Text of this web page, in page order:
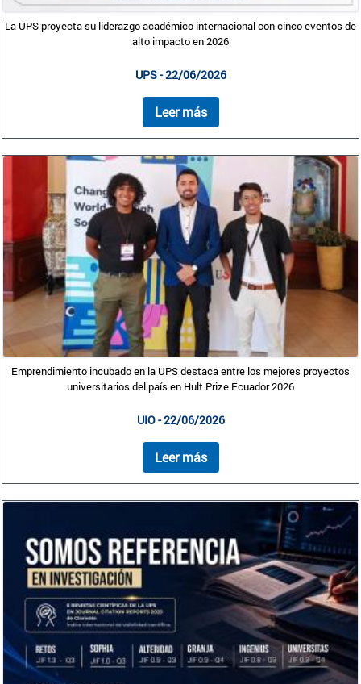
La UPS proyecta su liderazgo académico internacional con cinco eventos de
alto impacto en 2026
UPS - 22/06/2026
Leer más
Emprendimiento incubado en la UPS destaca entre los mejores proyectos
universitarios del país en Hult Prize Ecuador 2026
UIO - 22/06/2026
Leer más